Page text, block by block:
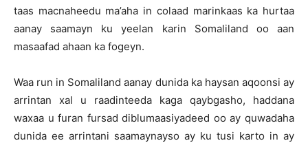
taas macnaheedu ma’aha in colaad marinkaas ka hurtaa
aanay saamayn ku yeelan karin Somaliland oo aan
masaafad ahaan ka fogeyn.
Waa run in Somaliland aanay dunida ka haysan aqoonsi ay
arrintan xal u raadinteeda kaga qaybgasho, haddana
waxaa u furan fursad diblumaasiyadeed oo ay quwadaha
dunida ee arrintani saamaynayso ay ku tusi karto in ay